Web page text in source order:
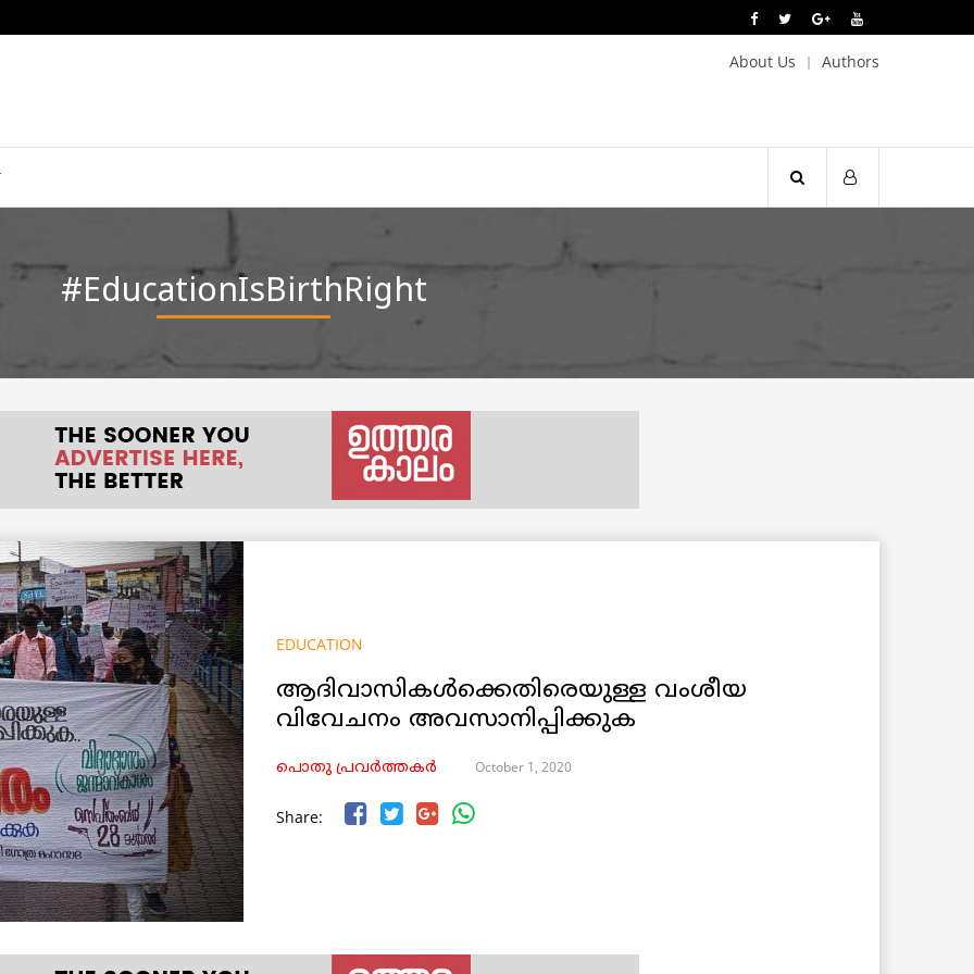
About Us Authors
#EducationIsBirthRight
EDUCATION
ആദിവാസികള്‍ക്കെതിരെയുള്ള വംശീയ
വിവേചനം അവസാനിപ്പിക്കുക
പൊതു പ്രവർത്തകർ October 1, 2020
Share: